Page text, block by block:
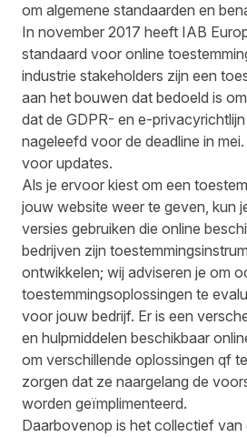
om algemene standaarden en
In november 2017 heeft IAB
standaard voor online
industrie stakeholders zijn een
aan het bouwen dat bedoeld is
dat de GDPR- en e-
nageleefd voor de deadline in mei.
voor updates.
Als je ervoor kiest om een
jouw website weer te geven, kun
versies gebruiken die online
bedrijven zijn
ontwikkelen; wij adviseren je om
toestemmingsoplossingen te
voor jouw bedrijf. Er is een
en hulpmiddelen beschikbaar
om verschillende oplossingen qf
zorgen dat ze naargelang de
worden geïmplimenteerd.
Daarbovenop is het collectief